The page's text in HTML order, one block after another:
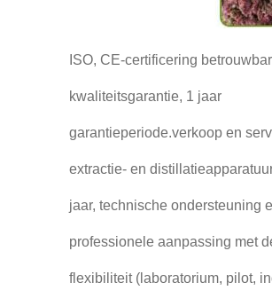
ISO, CE-certificering
kwaliteitsgarantie, 1 jaar
garantieperiode.verkoop en
extractie- en
jaar, technische ondersteuning
professionele aanpassing met
flexibiliteit (laboratorium, pilot,